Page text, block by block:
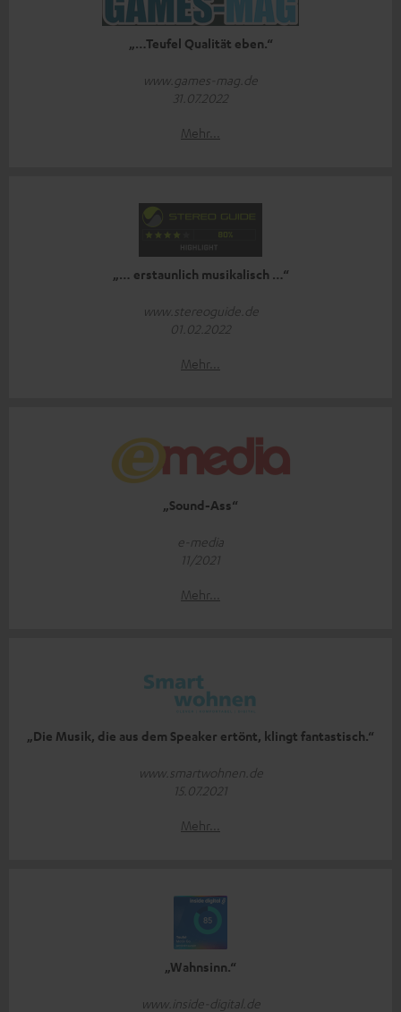
„…Teufel Qualität eben.“
www.games-mag.de
31.07.2022
Mehr...
„… erstaunlich musikalisch …“
www.stereoguide.de
01.02.2022
Mehr...
„Sound-Ass“
e-media
11/2021
Mehr...
„Die Musik, die aus dem Speaker ertönt, klingt fantastisch.“
www.smartwohnen.de
15.07.2021
Mehr...
„Wahnsinn.“
www.inside-digital.de